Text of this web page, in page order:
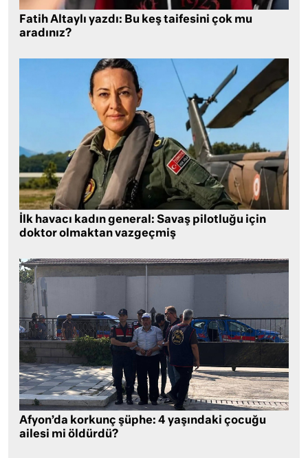
Fatih Altaylı yazdı: Bu keş taifesini çok mu
aradınız?
İlk havacı kadın general: Savaş pilotluğu için
doktor olmaktan vazgeçmiş
Afyon’da korkunç şüphe: 4 yaşındaki çocuğu
ailesi mi öldürdü?